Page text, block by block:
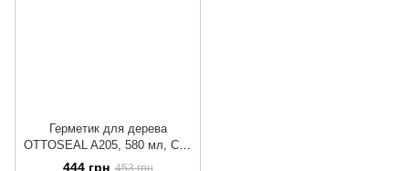
Герметик для дерева
OTTOSEAL A205, 580 мл, С01
- Білий
444 грн 453 грн